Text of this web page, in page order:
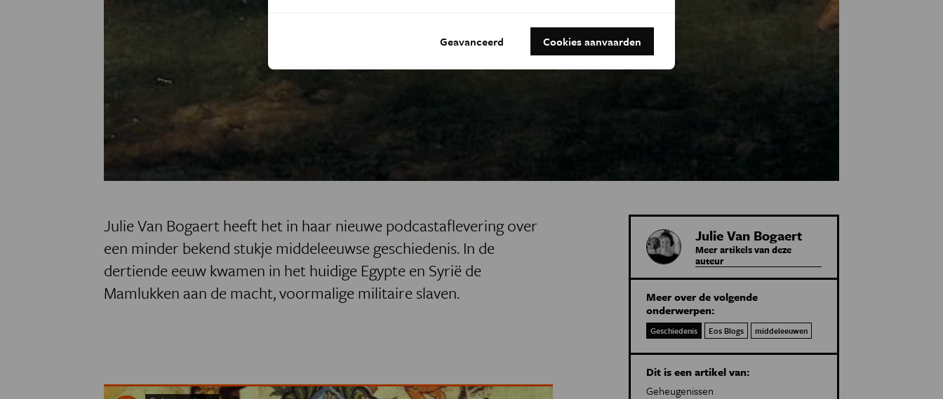
Julie Van Bogaert heeft het in haar nieuwe podcastaflevering over
een minder bekend stukje middeleeuwse geschiedenis. In de
dertiendeeeuw kwamen in het huidige Egypte en Syrië de
Mamlukken aan de macht, voormalige militaire slaven.
Julie Van Bogaert
Meer artikels van deze
auteur
Meer over de volgende
onderwerpen:
Geschiedenis Eos Blogs middeleeuwen
Dit is een artikel van:
Geheugenissen
Geavanceerd Cookies aanvaarden